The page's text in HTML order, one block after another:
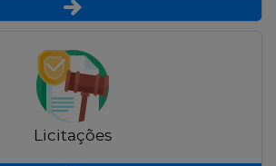
Licitações